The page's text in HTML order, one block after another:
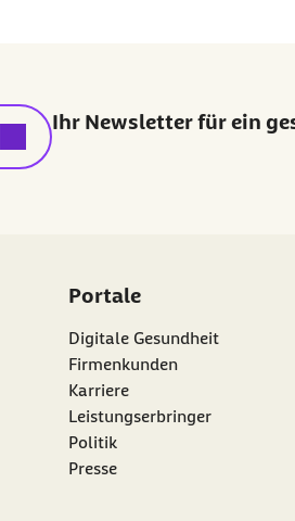
Ihr Newsletter für ein
Portale
Digitale Gesundheit
Firmenkunden
Karriere
Leistungserbringer
Politik
Presse